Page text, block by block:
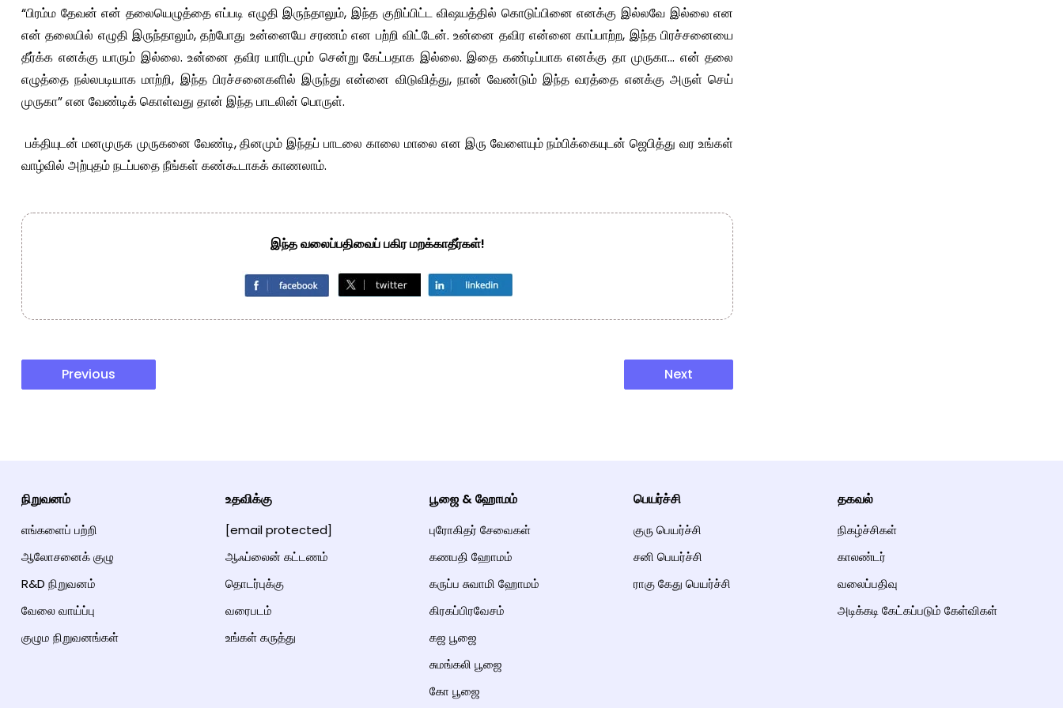
“பிரம்ம தேவன் என் தலையெழுத்தை எப்படி எழுதி இருந்தாலும், இந்த குறிப்பிட்ட விஷயத்தில் கொடுப்பினை எனக்கு இல்லவே இல்லை என
என் தலையில் எழுதி இருந்தாலும், தற்போது உன்னையே சரணம் என பற்றி விட்டேன். உன்னை தவிர என்னை காப்பாற்ற, இந்த பிரச்சனையை
தீர்க்க எனக்கு யாரும் இல்லை. உன்னை தவிர யாரிடமும் சென்று கேட்பதாக இல்லை. இதை கண்டிப்பாக எனக்கு தா முருகா… என் தலை
எழுத்தை நல்லபடியாக மாற்றி, இந்த பிரச்சனைகளில் இருந்து என்னை விடுவித்து, நான் வேண்டும் இந்த வரத்தை எனக்கு அருள் செய்
முருகா” என வேண்டிக் கொள்வது தான் இந்த பாடலின் பொருள்.
பக்தியுடன் மனமுருக முருகனை வேண்டி, தினமும் இந்தப் பாடலை காலை மாலை என இரு வேளையும் நம்பிக்கையுடன் ஜெபித்து வர உங்கள்
வாழ்வில் அற்புதம் நடப்பதை நீங்கள் கண்கூடாகக் காணலாம்.
இந்த வலைப்பதிவைப் பகிர மறக்காதீர்கள்!
Previous Next
நிறுவனம்
எங்களைப் பற்றி
ஆலோசனைக் குழு
R&D நிறுவனம்
வேலை வாய்ப்பு
குழும நிறுவனங்கள்
உதவிக்கு
[email protected]
ஆஃப்லைன் கட்டணம்
தொடர்புக்கு
வரைபடம்
உங்கள் கருத்து
பூஜை & ஹோமம்
புரோகிதர் சேவைகள்
கணபதி ஹோமம்
கருப்ப சுவாமி ஹோமம்
கிரகப்பிரவேசம்
கஜ பூஜை
சுமங்கலி பூஜை
கோ பூஜை
பெயர்ச்சி
குரு பெயர்ச்சி
சனி பெயர்ச்சி
ராகு கேது பெயர்ச்சி
தகவல்
நிகழ்ச்சிகள்
காலண்டர்
வலைப்பதிவு
அடிக்கடி கேட்கப்படும் கேள்விகள்